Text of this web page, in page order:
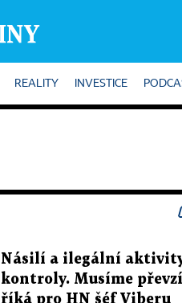
REALITY INVESTICE
Násilí a ilegální
kontroly. Musíme
říká pro HN šéf Viberu